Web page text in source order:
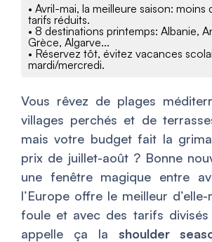
• Avril-mai, la meilleure saison:
tarifs réduits.
• 8 destinations printemps: Albanie,
Grèce, Algarve...
• Réservez tôt, évitez vacances
mardi/mercredi.
Vous rêvez de plages
villages perchés et de
mais votre budget fait la
prix de juillet-août ? Bonne
une fenêtre magique entre
l’Europe offre le meilleur
foule et avec des tarifs
appelle ça la shoulder